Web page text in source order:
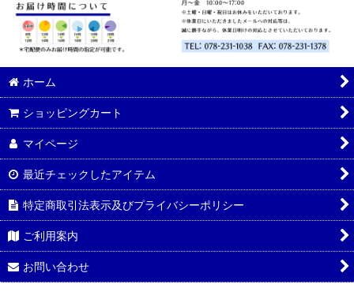
ホーム
ショッピングカート
マイページ
最近チェックしたアイテム
特定商取引法表示及びプライバシーポリシー
ご利用案内
お問い合わせ